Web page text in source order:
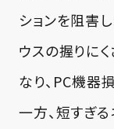
ションを阻害
ウスの握りに
なり、PC機器
一方、短すぎ